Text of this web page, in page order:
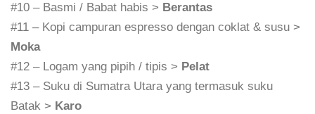
#10 – Basmi / Babat habis > Berantas
#11 – Kopi campuran espresso dengan coklat & susu >
Moka
#12 – Logam yang pipih / tipis > Pelat
#13 – Suku di Sumatra Utara yang termasuk suku
Batak > Karo